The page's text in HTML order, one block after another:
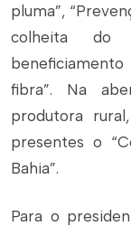
pluma”,
colheita do
fibra”. Na
produtora
presentes o
Bahia”.
Para o